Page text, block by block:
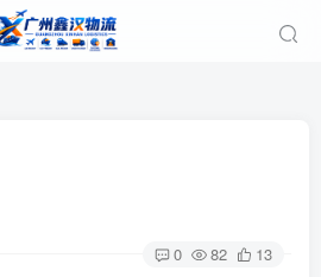
0 82 13